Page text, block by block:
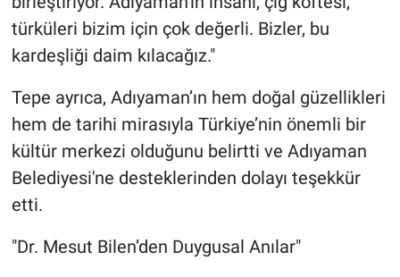
türküleri bizim için çok değerli. Bizler, bu
kardeşliği daim kılacağız."
Tepe ayrıca, Adıyaman’ın hem doğal güzellikleri
hem de tarihi mirasıyla Türkiye’nin önemli bir
kültür merkezi olduğunu belirtti ve Adıyaman
Belediyesi'ne desteklerinden dolayı teşekkür
etti.
"Dr. Mesut Bilen’den Duygusal Anılar"